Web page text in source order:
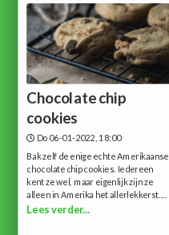
Chocolate chip
cookies
Do 06-01-2022, 18:00
Bak zelf de enige echte Amerikaanse
chocolate chip cookies. Iedereen
kent ze wel, maar eigenlijk zijn ze
alleen in Amerika het allerlekkerst....
Lees verder...